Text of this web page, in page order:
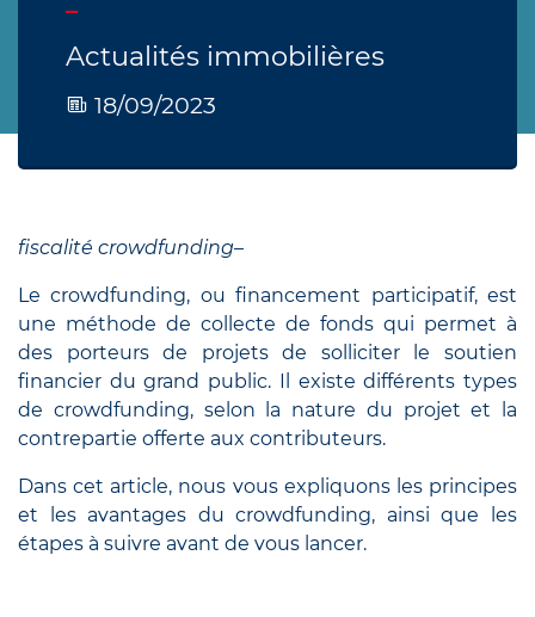
Actualités immobilières
18/09/2023
fiscalité crowdfunding–
Le crowdfunding, ou financement participatif, est
une méthode de collecte de fonds qui permet à
des porteurs de projets de solliciter le soutien
financier du grand public. Il existe différents types
de crowdfunding, selon la nature du projet et la
contrepartie offerte aux contributeurs.
Dans cet article, nous vous expliquons les principes
et les avantages du crowdfunding, ainsi que les
étapes à suivre avant de vous lancer.